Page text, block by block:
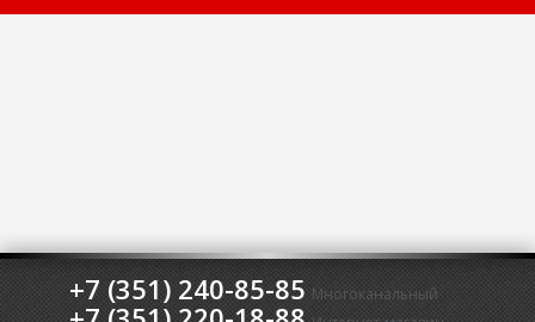
+7 (351) 240-85-85 Многоканальный